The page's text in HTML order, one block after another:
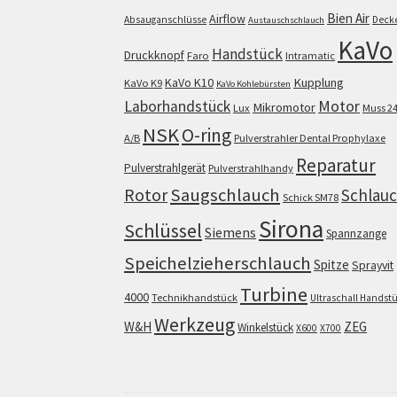
Absauganschlüsse Airflow Austauschschlauch Bien Air
Druckknopf Faro Handstück Intramatic KaVo
KaVo K9 KaVo K10 KaVo Kohlebürsten Kupplung
Laborhandstück Lux Mikromotor Motor Muss
A/B NSKO-ring Pulverstrahler Dental Prophylaxe
Pulverstrahlgerät Pulverstrahlhandy Reparatur
RotorSaugschlauch Schick SM78
Schlüssel Siemens Sirona Spannzange
Speichelzieherschlauch Spitze Sprayvit
4000 Technikhandstück Turbine Ultraschall
W&H WerkzeugWinkelstück X600 X700 ZEG